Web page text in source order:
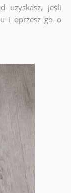
uzyskasz, jeśli
i oprzesz go o